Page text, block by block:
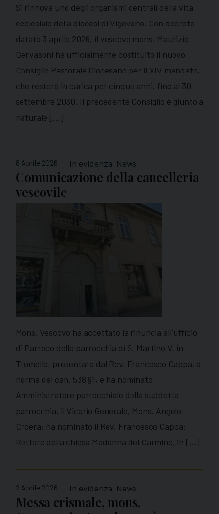
Si rinnova uno degli organismi centrali della vita
ecclesiale della diocesi di Vigevano. Con decreto
datato 3 aprile 2026, il vescovo mons. Maurizio
Gervasoni ha ufficialmente costituito il nuovo
Consiglio Pastorale Diocesano per il XIV mandato,
che resterà in carica per cinque anni, fino al 30
settembre 2030. Il precedente Consiglio è giunto a
naturale […]
8 Aprile 2026 In evidenza News
Comunicazione della cancelleria
vescovile
Mons. Vescovo ha accettato la rinuncia all’ufficio
di Parroco della parrocchia di S. Martino V. in
Tromello, presentata dal Rev. Francesco Cappa, a
norma del can. 538 §1, e ha nominato
Amministratore parrocchiale della suddetta
parrocchia, il Vicario Generale, Mons. Angelo
Croera; ha nominato il Rev. Francesco Cappa:
Rettore della chiesa Madonna del Carmine, in […]
2 Aprile 2026 In evidenza News
Messa crismale, mons.